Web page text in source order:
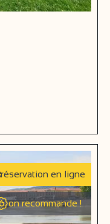
réservation en ligne
on recommande !